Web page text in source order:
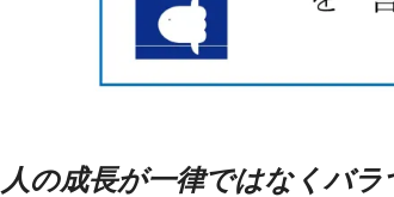
人の成長が一律ではなくバ